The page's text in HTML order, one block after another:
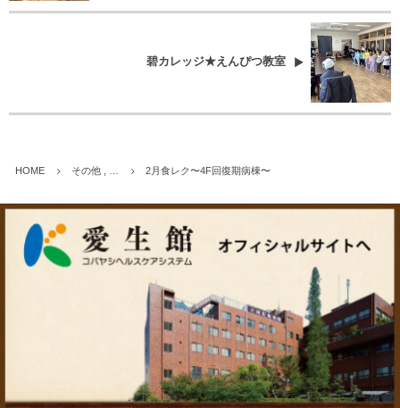
碧カレッジ★えんぴつ教室
HOME その他 , … 2月食レク〜4F回復期病棟〜